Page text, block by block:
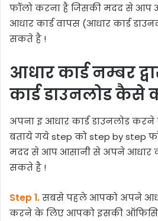
फॉलो करना है जिसकी मदद से आप
आधार कार्ड वापस (आधार कार्ड
सकते है !
आधार कार्ड नम्बर
कार्ड डाउनलोड कैसे
अपना इ आधार कार्ड डाउनलोड करने
बताये गये step को step by step
मदद से आप आसानी से अपने आधार
सकते है !
Step 1.सबसे पहले आपको अपने
करने के लिए आपको इसकी